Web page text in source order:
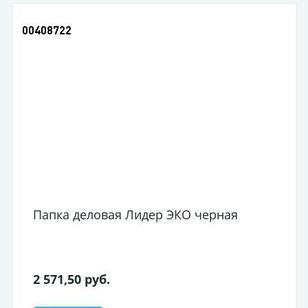
00408722
Папка деловая Лидер ЭКО черная
2 571,50 руб.